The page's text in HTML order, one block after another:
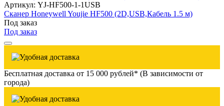
Артикул: YJ-HF500-1-1USB
Сканер Honeywell Youjie HF500 (2D,USB,Кабель 1.5 м)
Под заказ
Под заказ
Бесплатная доставка от 15 000 рублей* (В зависимости от
города)